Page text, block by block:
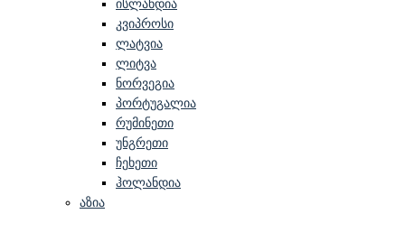
ისლანდია
კვიპროსი
ლატვია
ლიტვა
ნორვეგია
პორტუგალია
რუმინეთი
უნგრეთი
ჩეხეთი
ჰოლანდია
აზია